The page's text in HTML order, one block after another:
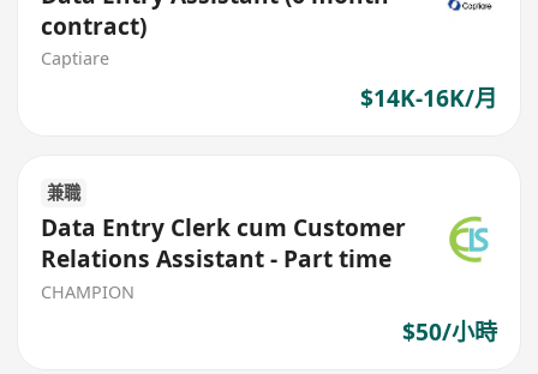
contract)
Captiare
$14K-16K/月
兼職
Data Entry Clerk cum Customer
Relations Assistant - Part time
CHAMPION
$50/小時